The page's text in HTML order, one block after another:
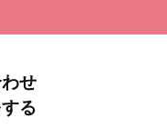
せ
る